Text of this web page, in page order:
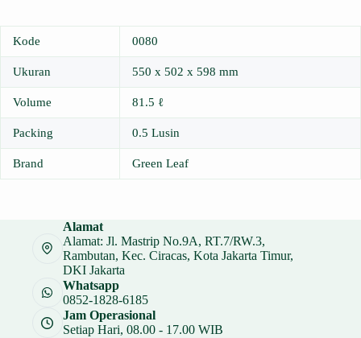
Kode 0080
Ukuran 550 x 502 x 598 mm
Volume 81.5 ℓ
Packing 0.5 Lusin
Brand Green Leaf
Alamat
Alamat: Jl. Mastrip No.9A, RT.7/RW.3,
Rambutan, Kec. Ciracas, Kota Jakarta Timur,
DKI Jakarta
Whatsapp
0852-1828-6185
Jam Operasional
Setiap Hari, 08.00 - 17.00 WIB